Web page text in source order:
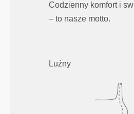
Codzienny komfort i
– to nasze motto.
Luźny